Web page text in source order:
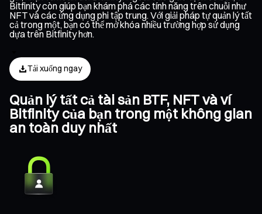
Bitfinity còn giúp bạn khám phá các tính năng trên chuỗi như
NFT và các ứng dụng phi tập trung. Với giải pháp tự quản lý tất
cả trong một, bạn có thể mở khóa nhiều trường hợp sử dụng
dựa trên Bitfinity hơn.
Tải xuống ngay
Quản lý tất cả tài sản BTF, NFT và ví
Bitfinity của bạn trong một không gian
an toàn duy nhất